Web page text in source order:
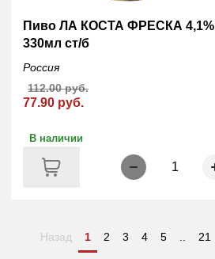
Пиво ЛА КОСТА ФРЕСКА 4,1%
330мл ст/б
Россия
77.90 руб.
112.00 руб.
В наличии
1
Назад 1 2 3 4 5 21